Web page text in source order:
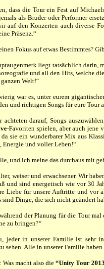
dass die Tour ein Fest auf
als Bruder oder Performer
auf den Konzerten auch diverse
Präsenz.“
Fokus auf etwas Bestimmtes?
liegt tatsächlich darin,
und all den Hits, welche
Welt!“
war es, unter eurem
und richtigen Songs für eure Tour
achteten darauf, Songs
-Favoriten spielen, aber auch
sie ein wunderbarer Mix aus
Energie und voller Leben!“
und ich meine das durchaus mit
weiser und erwachsener. Wir
und sind energetisch wie vor 30
Liebe für unsere Auftritte und vor
Dinge, die sich nicht geändert
der Planung für die Tour
zu bringen?“
jeder in unserer Familie ist sehr
sehen. Alle in unserer Familie
Was macht also die “Unity Tour